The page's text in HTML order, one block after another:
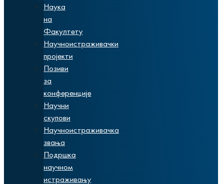
Наука
на
Факултету
Научноистраживачки
пројекти
Позиви
за
конференције
Научни
скупови
Научноистраживачка
звања
Подршка
научном
истраживању